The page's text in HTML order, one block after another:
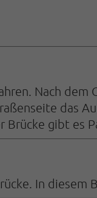
Nach dem
das
gibt es
In diesem